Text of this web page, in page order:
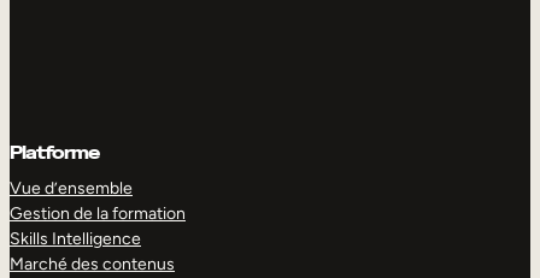
Platforme
Vue d’ensemble
Gestion de la formation
Skills Intelligence
Marché des contenus